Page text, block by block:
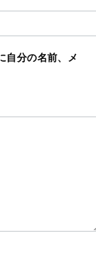
自分の名前、メ